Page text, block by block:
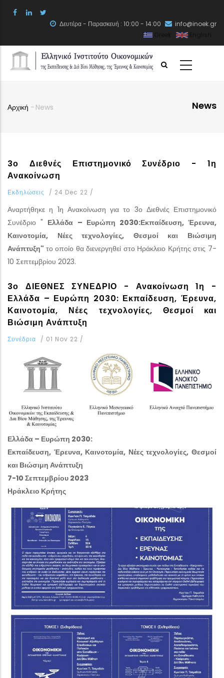
content
Δευτέρα - Παρασκευή : 10:00 - 14:00
info@inoek.gr
News
Breadcrumb
Αρχική - News
3ο Διεθνές Επιστημονικό Συνέδριο - 1η
Ανακοίνωση
Εκδηλώσεις / 24 Dec 22 /
Αναρτήθηκε η 1η Ανακοίνωση για το 3ο Διεθνές Επιστημονικό
Συνέδριο " Ελλάδα – Ευρώπη 2030:Εκπαίδευση, Έρευνα,
Καινοτομία, Νέες τεχνολογίες, Θεσμοί και Βιώσιμη
Ανάπτυξη" το οποίο θα διενεργηθεί στο Ηράκλειο Κρήτης στις 7-
10 Σεπτεμβρίου 2023.
3ο ΔΙΕΘΝΕΣ ΣΥΝΕΔΡΙΟ - Ανακοίνωση 1η -
Ελλάδα – Ευρώπη 2030: Εκπαίδευση, Έρευνα,
Καινοτομία, Νέες τεχνολογίες, Θεσμοί και
Βιώσιμη Ανάπτυξη
Συνέδρια / 01 Nov 22 /
Ελλάδα – Ευρώπη 2030:
Εκπαίδευση, Έρευνα, Καινοτομία, Νέες τεχνολογίες, Θεσμοί
και Βιώσιμη Ανάπτυξη
7-10 Σεπτεμβρίου 2023
Ηράκλειο Κρήτης